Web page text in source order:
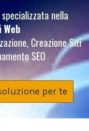
nella
Creazione Siti
SEO
per te